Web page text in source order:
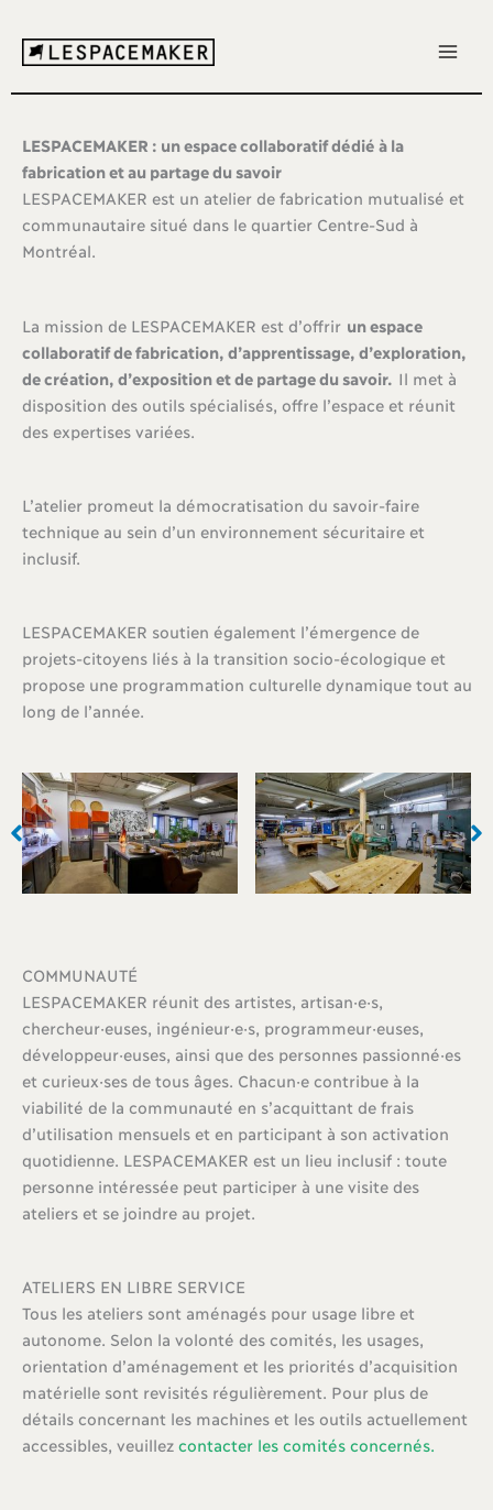
contenu
LESPACEMAKER : un espace collaboratif dédié à la
fabrication et au partage du savoir
LESPACEMAKER est un atelier de fabrication mutualisé et
communautaire situé dans le quartier Centre-Sud à
Montréal.
La mission de LESPACEMAKER est d’offrir un espace
collaboratif de fabrication, d’apprentissage, d’exploration,
de création, d’exposition et de partage du savoir. Il met à
disposition des outils spécialisés, offre l’espace et réunit
des expertises variées.
L’atelier promeut la démocratisation du savoir-faire
technique au sein d’un environnement sécuritaire et
inclusif.
LESPACEMAKER soutien également l’émergence de
projets-citoyens liés à la transition socio-écologique et
propose une programmation culturelle dynamique tout au
long de l’année.
COMMUNAUTÉ
LESPACEMAKER réunit des artistes, artisan·e·s,
chercheur·euses, ingénieur·e·s, programmeur·euses,
développeur·euses, ainsi que des personnes passionné·es
et curieux·ses de tous âges. Chacun·e contribue à la
viabilité de la communauté en s’acquittant de frais
d’utilisation mensuels et en participant à son activation
quotidienne. LESPACEMAKER est un lieu inclusif : toute
personne intéressée peut participer à une visite des
ateliers et se joindre au projet.
ATELIERS EN LIBRE SERVICE
Tous les ateliers sont aménagés pour usage libre et
autonome. Selon la volonté des comités, les usages,
orientation d’aménagement et les priorités d’acquisition
matérielle sont revisités régulièrement. Pour plus de
détails concernant les machines et les outils actuellement
accessibles, veuillez contacter les comités concernés.